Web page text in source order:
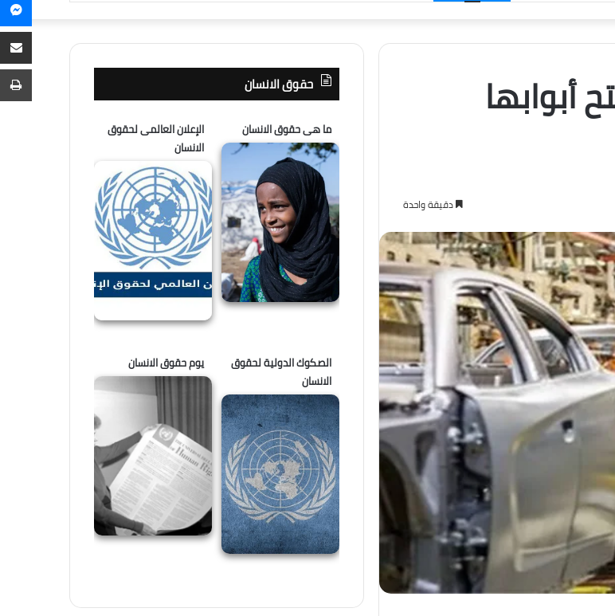
أبوابها
دقيقة واحدة
حقوق الانسان
ما هى حقوق الانسان
الإعلان العالمى لحقوق
الانسان
الصكوك الدولية لحقوق
الانسان
يوم حقوق الانسان